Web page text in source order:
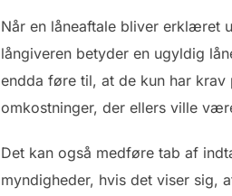
Når en låneaftale bliver erklæret
långiveren betyder en ugyldig
endda føre til, at de kun har
omkostninger, der ellers ville
Det kan også medføre tab af
myndigheder, hvis det viser sig,